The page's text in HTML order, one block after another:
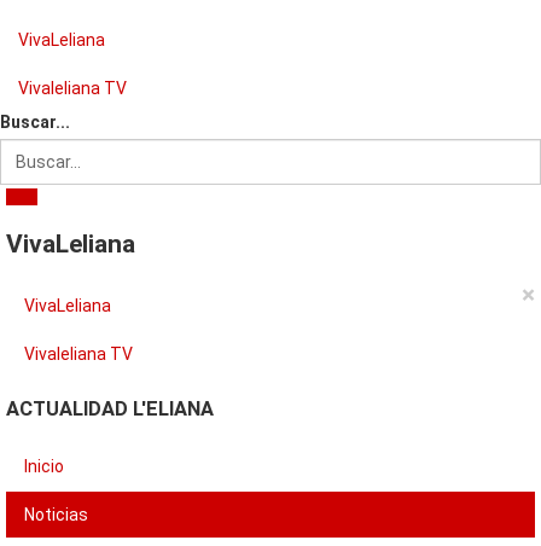
VivaLeliana
Vivaleliana TV
Buscar...
VivaLeliana
×
VivaLeliana
Vivaleliana TV
ACTUALIDAD L'ELIANA
Inicio
Noticias